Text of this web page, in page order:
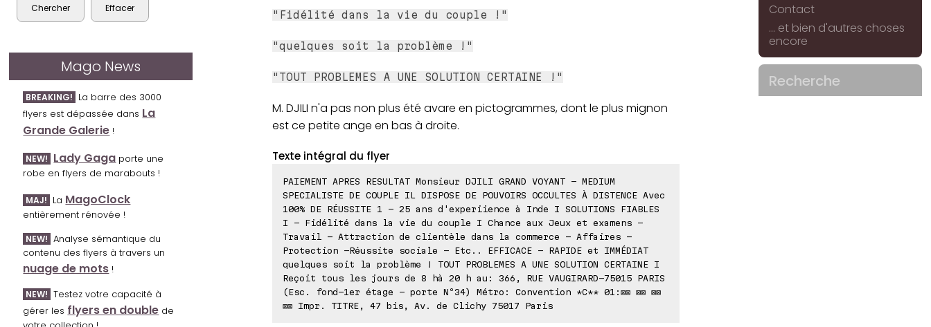
Mago News
BREAKING! La barre des 3000
flyers est dépassée dans La
Grande Galerie !
NEW! Lady Gaga porte une
robe en flyers de marabouts !
MAJ! La MagoClock
entièrement rénovée !
NEW! Analyse sémantique du
contenu des flyers à travers un
nuage de mots !
NEW! Testez votre capacité à
gérer les flyers en double de
"Fidélité dans la vie du couple !"
"quelques soit la problème !"
"TOUT PROBLEMES A UNE SOLUTION CERTAINE !"
M. DJILI n'a pas non plus été avare en pictogrammes, dont le plus mignon
est ce petite ange en bas à droite.
Texte intégral du flyer
PAIEMENT APRES RESULTAT Monsieur DJILI GRAND VOYANT - MEDIUM
SPECIALISTE DE COUPLE IL DISPOSE DE POUVOIRS OCCULTES À DISTENCE Avec
100% DE RÉUSSITE 1 - 25 ans d'experiience à Inde I SOLUTIONS FIABLES
I - Fidélité dans la vie du couple I Chance aux Jeux et examens -
Travail - Attraction de clientèle dans la commerce - Affaires -
Protection -Réussite sociale - Etc.. EFFICACE - RAPIDE et IMMÉDIAT
quelques soit la problème ! TOUT PROBLEMES A UNE SOLUTION CERTAINE I
Reçoit tous les jours de 8 hà 20 h au: 366, RUE VAUGIRARD-75015 PARIS
(Esc. fond-1er étage - porte Nº34) Métro: Convention *C** 01:⊠⊠ ⊠⊠ ⊠⊠
⊠⊠ Impr. TITRE, 47 bis, Av. de Clichy 75017 Paris
Contact
... et bien d'autres choses
encore
Recherche